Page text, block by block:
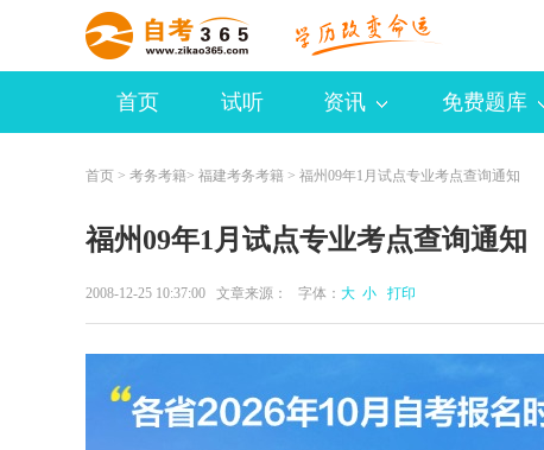
首页 试听 资讯 免费题库
首页 > 考务考籍> 福建考务考籍 > 福州09年1月试点专业考点查询通知
福州09年1月试点专业考点查询通知
2008-12-25 10:37:00 文章来源： 字体： 大 小 打印